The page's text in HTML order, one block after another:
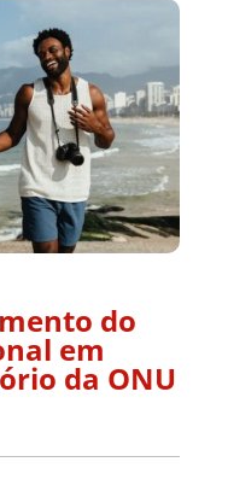
do
em
da ONU